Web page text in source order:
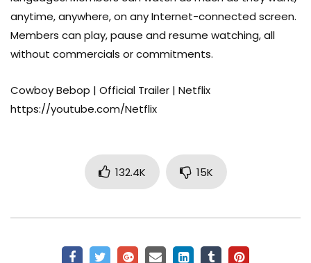
Matthew Weinberg
PRODUCTION
anytime, anywhere, on any Internet-connected screen.
Members can play, pause and resume watching, all
without commercials or commitments.
Cowboy Bebop | Official Trailer | Netflix
https://youtube.com/Netflix
132.4K 15K